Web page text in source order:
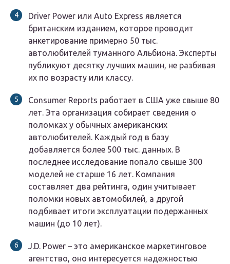
Driver Power или Auto Express является
британским изданием, которое проводит
анкетирование примерно 50 тыс.
автолюбителей туманного Альбиона. Эксперты
публикуют десятку лучших машин, не разбивая
их по возрасту или классу.
Consumer Reports работает в США уже свыше 80
лет. Эта организация собирает сведения о
поломках у обычных американских
автолюбителей. Каждый год в базу
добавляется более 500 тыс. данных. В
последнее исследование попало свыше 300
моделей не старше 16 лет. Компания
составляет два рейтинга, один учитывает
поломки новых автомобилей, а другой
подбивает итоги эксплуатации подержанных
машин (до 10 лет).
J.D. Power – это американское маркетинговое
агентство, оно интересуется надежностью